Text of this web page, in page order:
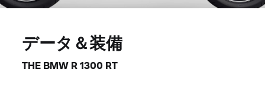
データ＆装備
THE BMW R 1300 RT